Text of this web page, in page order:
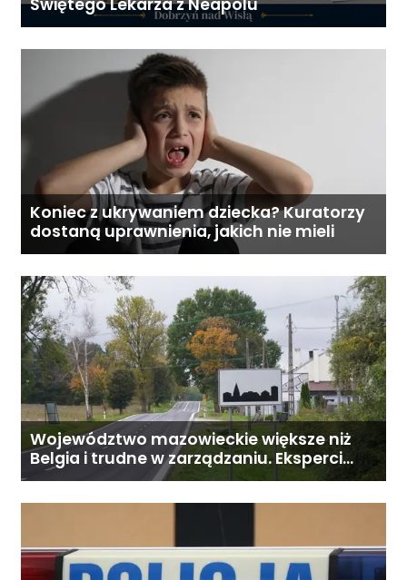
Koniec z ukrywaniem dziecka? Kuratorzy
dostaną uprawnienia, jakich nie mieli
Województwo mazowieckie większe niż
Belgia i trudne w zarządzaniu. Eksperci
proponują podział centralnej Polski